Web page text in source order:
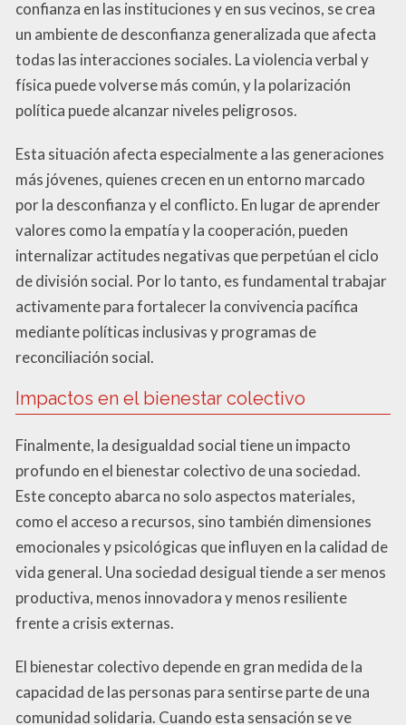
confianza en las instituciones y en sus vecinos, se crea
un ambiente de desconfianza generalizada que afecta
todas las interacciones sociales. La violencia verbal y
física puede volverse más común, y la polarización
política puede alcanzar niveles peligrosos.
Esta situación afecta especialmente a las generaciones
más jóvenes, quienes crecen en un entorno marcado
por la desconfianza y el conflicto. En lugar de aprender
valores como la empatía y la cooperación, pueden
internalizar actitudes negativas que perpetúan el ciclo
de división social. Por lo tanto, es fundamental trabajar
activamente para fortalecer la convivencia pacífica
mediante políticas inclusivas y programas de
reconciliación social.
Impactos en el bienestar colectivo
Finalmente, la desigualdad social tiene un impacto
profundo en el bienestar colectivo de una sociedad.
Este concepto abarca no solo aspectos materiales,
como el acceso a recursos, sino también dimensiones
emocionales y psicológicas que influyen en la calidad de
vida general. Una sociedad desigual tiende a ser menos
productiva, menos innovadora y menos resiliente
frente a crisis externas.
El bienestar colectivo depende en gran medida de la
capacidad de las personas para sentirse parte de una
comunidad solidaria. Cuando esta sensación se ve